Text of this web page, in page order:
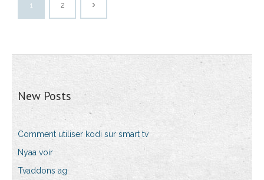
1 2
New Posts
Comment utiliser kodi sur smart tv
Nyaa voir
Tvaddons ag